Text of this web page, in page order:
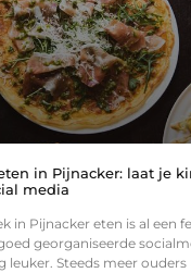
in Pijnacker: laat je
media
in Pijnacker eten is al een
georganiseerde
leuker. Steeds meer ouders